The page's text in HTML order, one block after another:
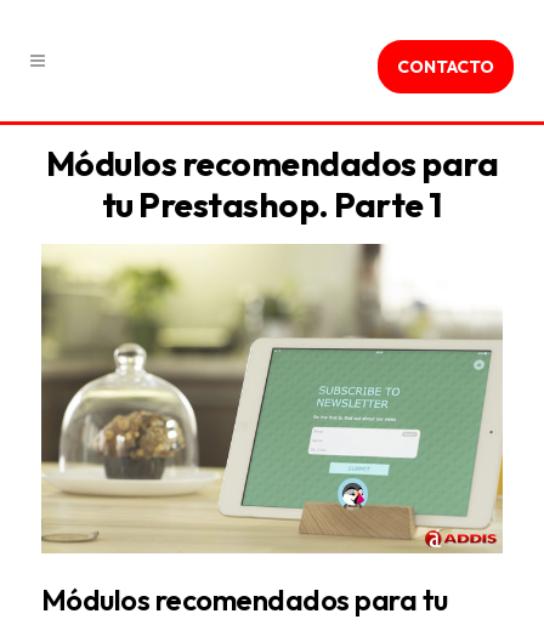
CONTACTO
Módulos recomendados para
tu Prestashop. Parte 1
Módulos recomendados para tu